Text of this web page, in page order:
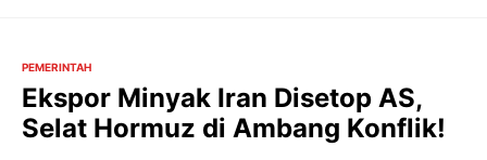
PEMERINTAH
Ekspor Minyak Iran Disetop AS,
Selat Hormuz di Ambang Konflik!